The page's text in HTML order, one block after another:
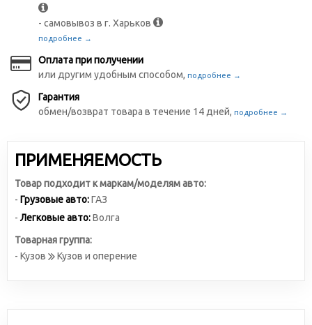
- самовывоз в г. Харьков
подробнее →
Оплата при получении
или другим удобным способом, подробнее →
Гарантия
обмен/возврат товара в течение 14 дней, подробнее →
ПРИМЕНЯЕМОСТЬ
Товар подходит к маркам/моделям авто:
- Грузовые авто:ГАЗ
-Легковые авто:Волга
Товарная группа:
- Кузов
Кузов и оперение